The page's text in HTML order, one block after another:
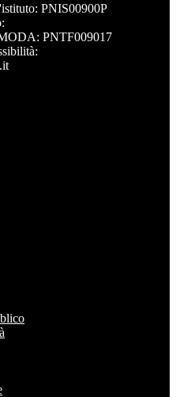
PNIS00900P
PNTF009017